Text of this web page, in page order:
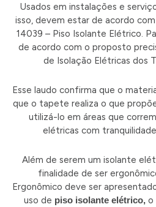
Usados em instalações e
isso, devem estar de acordo
14039 – Piso Isolante Elétrico.
de acordo com o proposto
de Isolação Elétricas dos
Esse laudo confirma que o
que o tapete realiza o que
utilizá-lo em áreas que
elétricas com
Além de serem um isolante
finalidade de ser
Ergonômico deve ser
uso de piso isolante elétrico, o